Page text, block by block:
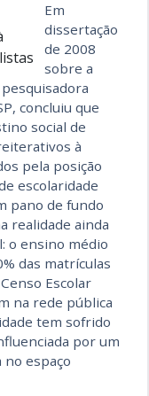
Em
dissertação
de 2008
sobre a
concluiu que
social de
à
pela posição
escolaridade
pano de fundo
realidade ainda
o ensino médio
das matrículas
Escolar
na rede pública
tem sofrido
por um
no espaço